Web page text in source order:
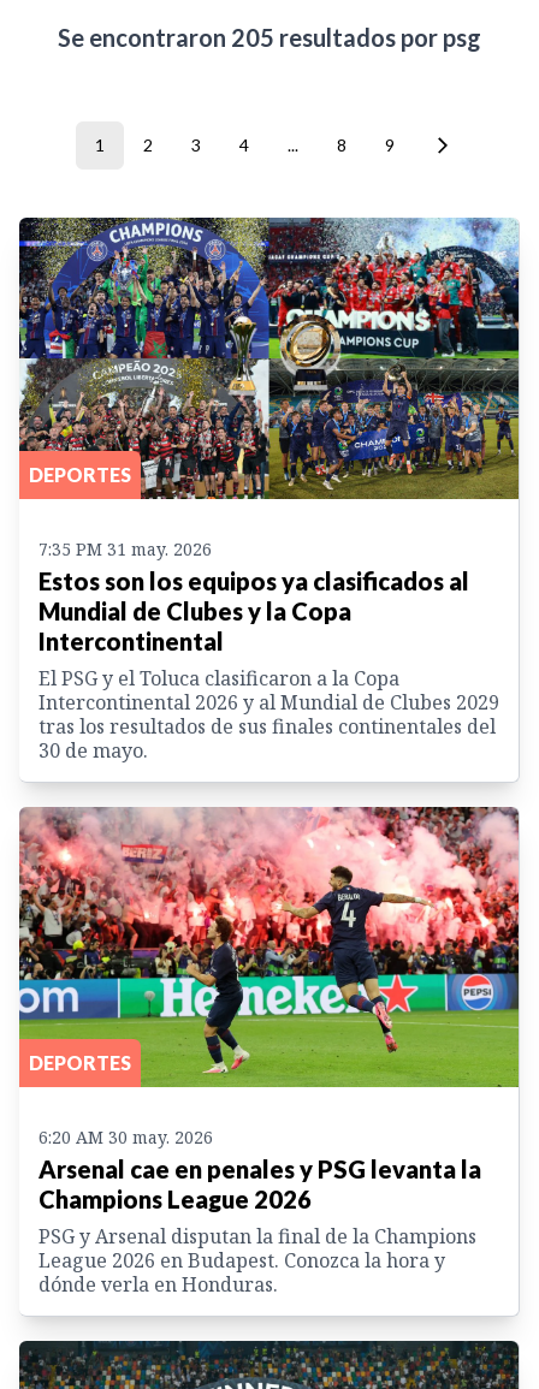
Se encontraron 205 resultados por psg
1 2 3 4 ... 8 9
DEPORTES
7:35 PM 31 may. 2026
Estos son los equipos ya clasificados al
Mundial de Clubes y la Copa
Intercontinental
El PSG y el Toluca clasificaron a la Copa
Intercontinental 2026 y al Mundial de Clubes 2029
tras los resultados de sus finales continentales del
30 de mayo.
DEPORTES
6:20 AM 30 may. 2026
Arsenal cae en penales y PSG levanta la
Champions League 2026
PSG y Arsenal disputan la final de la Champions
League 2026 en Budapest. Conozca la hora y
dónde verla en Honduras.